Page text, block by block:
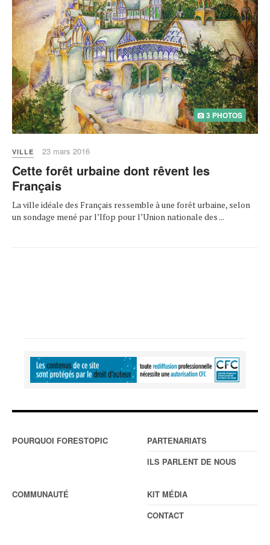
3 PHOTOS
VILLE 23 mars 2016
Cette forêt urbaine dont rêvent les
Français
La ville idéale des Français ressemble à une forêt urbaine, selon
un sondage mené par l’Ifop pour l’Union nationale des ...
POURQUOI FORESTOPIC
PARTENARIATS
ILS PARLENT DE NOUS
COMMUNAUTÉ
KIT MÉDIA
CONTACT